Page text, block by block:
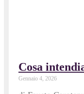
Cosa
Gennaio 4, 2026